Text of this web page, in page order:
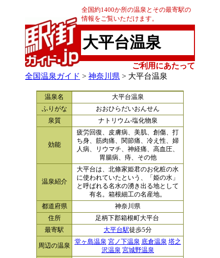
全国約1400か所の温泉とその最寄駅の
情報をご覧いただけます。
大平台温泉
ご利用にあたって
全国温泉ガイド > 神奈川県 > 大平台温泉
温泉名
大平台温泉
ふりがな
おおひらだいおんせん
泉質
ナトリウム-塩化物泉
効能
疲労回復、皮膚病、美肌、創傷、打
ち身、筋肉痛、関節痛、冷え性、婦
人病、リウマチ、神経痛、高血圧、
胃腸病、痔、その他
温泉紹介
大平台は、北條家姫君のお化粧の水
に使われていたという、「姫の水」
と呼ばれる名水の湧き出る地として
有名。箱根細工の名産地。
都道府県
神奈川県
住所
足柄下郡箱根町大平台
最寄駅
大平台駅徒歩5分
周辺の温泉
堂ヶ島温泉 宮ノ下温泉 底倉温泉 塔之
沢温泉 宮城野温泉